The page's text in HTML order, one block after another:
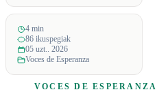
4 min
86 ikuspegiak
05 uzt.. 2026
Voces de Esperanza
VOCES DE ESPERANZA